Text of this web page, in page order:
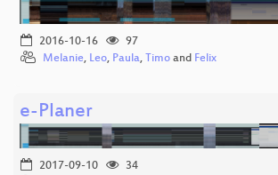
2016-10-16
97
Melanie, Leo, Paula, Timo and Felix
e-Planer
2017-09-10
34